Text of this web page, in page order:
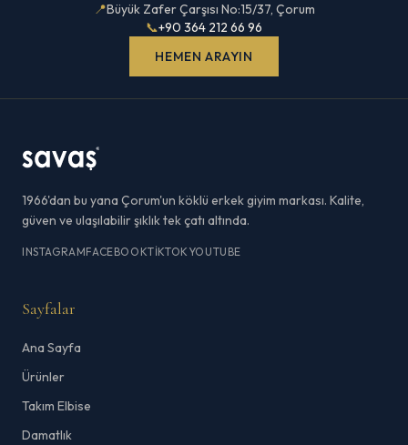
📍Büyük Zafer Çarşısı No:15/37, Çorum
📞+90 364 212 66 96
HEMEN ARAYIN
1966'dan bu yana Çorum'un köklü erkek giyim markası. Kalite,
güven ve ulaşılabilir şıklık tek çatı altında.
INSTAGRAMFACEBOOKTIKTOK YOUTUBE
Sayfalar
Ana Sayfa
Ürünler
Takım Elbise
Damatlık